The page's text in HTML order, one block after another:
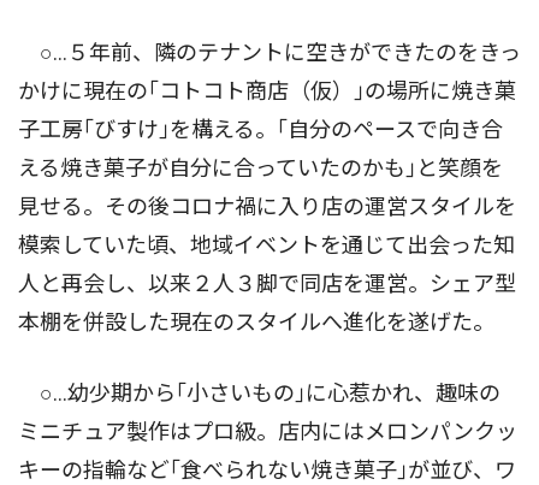
○…５年前、隣のテナントに空きができたのをきっ
かけに現在の｢コトコト商店（仮）｣の場所に焼き菓
子工房｢びすけ｣を構える。｢自分のペースで向き合
える焼き菓子が自分に合っていたのかも｣と笑顔を
見せる。その後コロナ禍に入り店の運営スタイルを
模索していた頃、地域イベントを通じて出会った知
人と再会し、以来２人３脚で同店を運営。シェア型
本棚を併設した現在のスタイルへ進化を遂げた。
○…幼少期から｢小さいもの｣に心惹かれ、趣味の
ミニチュア製作はプロ級。店内にはメロンパンクッ
キーの指輪など｢食べられない焼き菓子｣が並び、ワ